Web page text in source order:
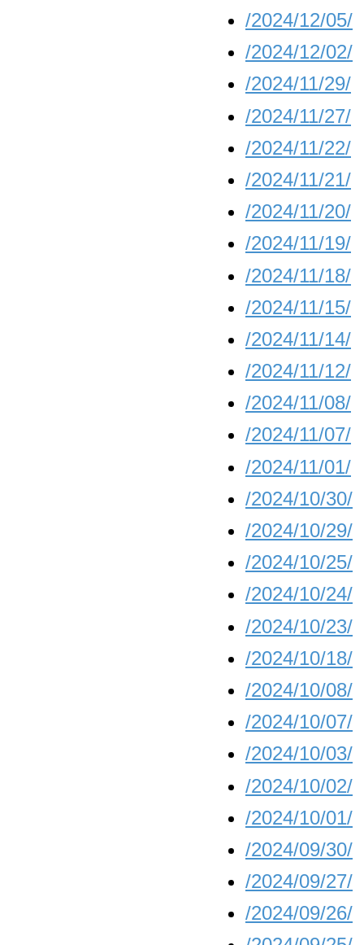
/2024/12/05/
/2024/12/02/
/2024/11/29/
/2024/11/27/
/2024/11/22/
/2024/11/21/
/2024/11/20/
/2024/11/19/
/2024/11/18/
/2024/11/15/
/2024/11/14/
/2024/11/12/
/2024/11/08/
/2024/11/07/
/2024/11/01/
/2024/10/30/
/2024/10/29/
/2024/10/25/
/2024/10/24/
/2024/10/23/
/2024/10/18/
/2024/10/08/
/2024/10/07/
/2024/10/03/
/2024/10/02/
/2024/10/01/
/2024/09/30/
/2024/09/27/
/2024/09/26/